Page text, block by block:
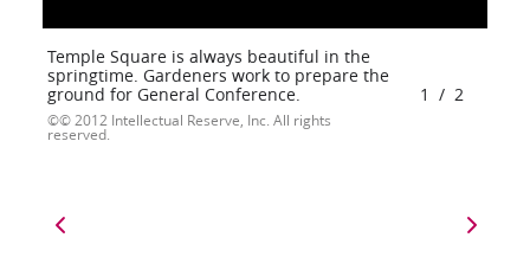
Temple Square is always beautiful in the
springtime. Gardeners work to prepare the
ground for General Conference.
© 2012 Intellectual Reserve, Inc. All rights
reserved.
1 / 2